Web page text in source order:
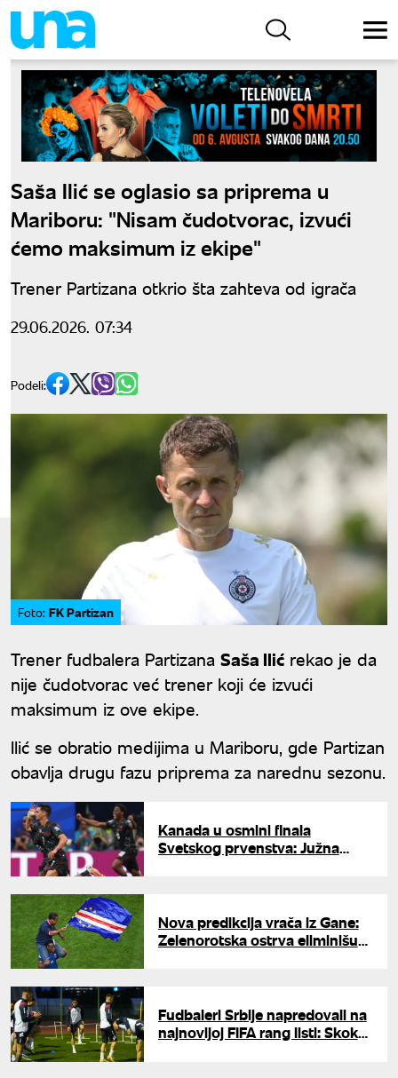
Saša Ilić se oglasio sa priprema u
Mariboru: "Nisam čudotvorac, izvući
ćemo maksimum iz ekipe"
Trener Partizana otkrio šta zahteva od igrača
29.06.2026. 07:34
Podeli:
Foto: FK Partizan
Trener fudbalera Partizana Saša Ilić rekao je da
nije čudotvorac već trener koji će izvući
maksimum iz ove ekipe.
Ilić se obratio medijima u Mariboru, gde Partizan
obavlja drugu fazu priprema za narednu sezonu.
Kanada u osmini finala
Svetskog prvenstva: Južna
Nova predikcija vrača iz Gane:
Zelenorotska ostrva eliminišu
Fudbaleri Srbije napredovali na
najnovijoj FIFA rang listi: Skok